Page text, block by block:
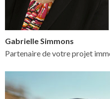
Gabrielle Simmons
Partenaire de votre projet